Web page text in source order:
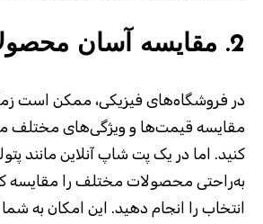
2. مقایسه آسان
در فروشگاه‌های فیزیکی، ممکن است
مقایسه قیمت‌ها و ویژگی‌های
کنید. اما در یک پت شاپ آنلاین مانند
به‌راحتی محصولات مختلف را مقایسه
انتخاب را انجام دهید. این امکان به